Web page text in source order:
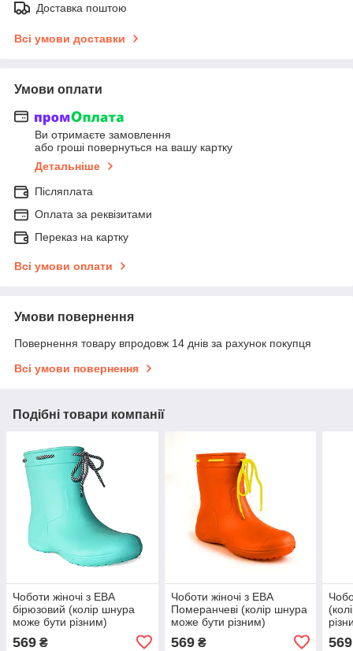
Доставка поштою
Всі умови доставки
Умови оплати
Ви отримаєте замовлення
або гроші повернуться на вашу картку
Детальніше
Післяплата
Оплата за реквізитами
Переказ на картку
Всі умови оплати
Умови повернення
Повернення товару впродовж 14 днів за рахунок покупця
Всі умови повернення
Подібні товари компанії
Чоботи жіночі з ЕВА
бірюзовий (колір шнура
може бути різним)
569 ₴
Чоботи жіночі з ЕВА
Померанчеві (колір шнура
може бути різним)
569₴ 569